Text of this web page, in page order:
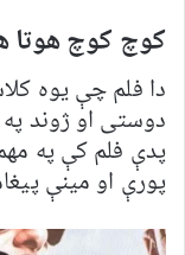
کوچ کوچ هوتا
دا فلم چې یوه
دوستی او ژوند
پدې فلم کې په
پورې او مینې